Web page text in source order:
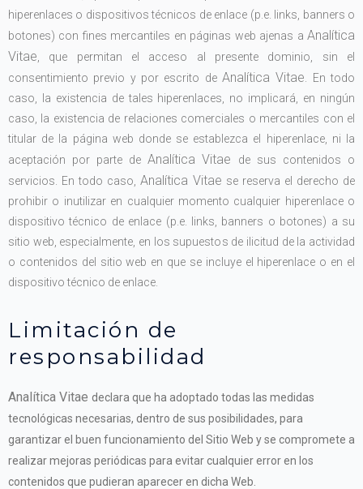
hiperenlaces o dispositivos técnicos de enlace (p.e. links, banners o
botones) con fines mercantiles en páginas web ajenas a Analítica
Vitae , que permitan el acceso al presente dominio, sin el
consentimiento previo y por escrito de Analítica Vitae
En todo
caso, la existencia de tales hiperenlaces, no implicará, en ningún
caso, la existencia de relaciones comerciales o mercantiles con el
titular de la página web donde se establezca el hiperenlace, ni la
aceptación por parte de Analítica Vitae
de sus contenidos o
servicios. En todo caso, Analítica Vitae se reserva el derecho de
prohibir o inutilizar en cualquier momento cualquier hiperenlace o
dispositivo técnico de enlace (p.e. links, banners o botones) a su
sitio web, especialmente, en los supuestos de ilicitud de la actividad
o contenidos del sitio web en que se incluye el hiperenlace o en el
dispositivo técnico de enlace.
Limitación de
responsabilidad
Analítica Vitae declara que ha adoptado todas las medidas
tecnológicas necesarias, dentro de sus posibilidades, para
garantizar el buen funcionamiento del Sitio Web y se compromete a
realizar mejoras periódicas para evitar cualquier error en los
contenidos que pudieran aparecer en dicha Web.